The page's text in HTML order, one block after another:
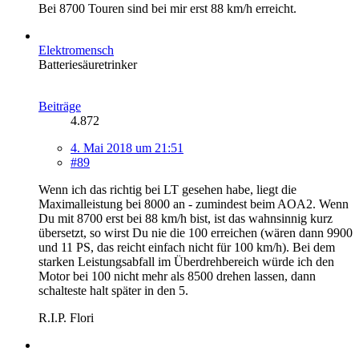
Bei 8700 Touren sind bei mir erst 88 km/h erreicht.
Elektromensch
Batteriesäuretrinker
Beiträge
4.872
4. Mai 2018 um 21:51
#89
Wenn ich das richtig bei LT gesehen habe, liegt die
Maximalleistung bei 8000 an - zumindest beim AOA2. Wenn
Du mit 8700 erst bei 88 km/h bist, ist das wahnsinnig kurz
übersetzt, so wirst Du nie die 100 erreichen (wären dann 9900
und 11 PS, das reicht einfach nicht für 100 km/h). Bei dem
starken Leistungsabfall im Überdrehbereich würde ich den
Motor bei 100 nicht mehr als 8500 drehen lassen, dann
schalteste halt später in den 5.
R.I.P. Flori